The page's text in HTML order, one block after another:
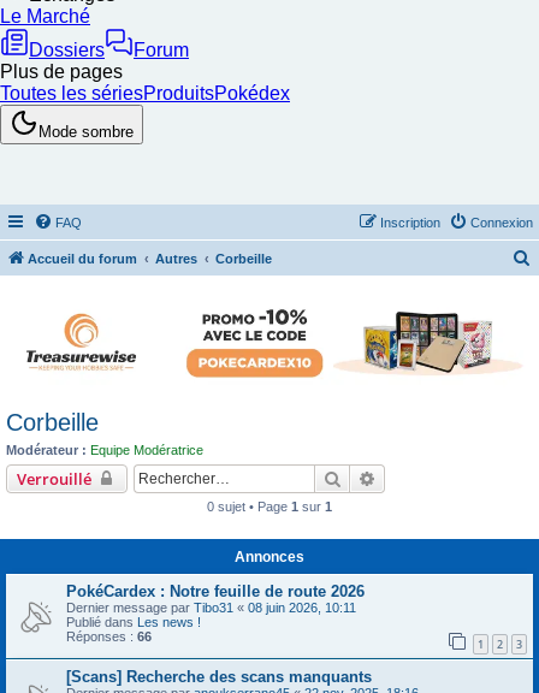
FAQ Connexion
Inscription
Accueil du forum Autres Corbeille
Corbeille
Modérateur : Equipe Modératrice
Verrouillé Rechercher
0 sujet • Page 1 sur 1
Annonces
PokéCardex : Notre feuille de route 2026
Dernier message par Tibo31 « 08 juin 2026, 10:11
Publié dans Les news !
Réponses : 66 1 2 3
[Scans] Recherche des scans manquants